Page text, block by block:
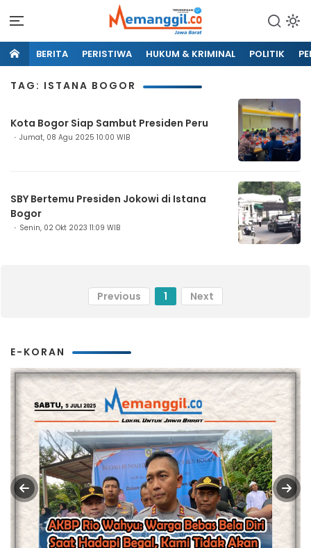
BERITA PERISTIWA HUKUM & KRIMINAL POLITIK
TAG: ISTANA BOGOR
Kota Bogor Siap Sambut Presiden Peru
Jumat, 08 Agu 2025 10:00 WIB
SBY Bertemu Presiden Jokowi di Istana
Bogor
Senin, 02 Okt 2023 11:09 WIB
Previous 1 Next
E-KORAN